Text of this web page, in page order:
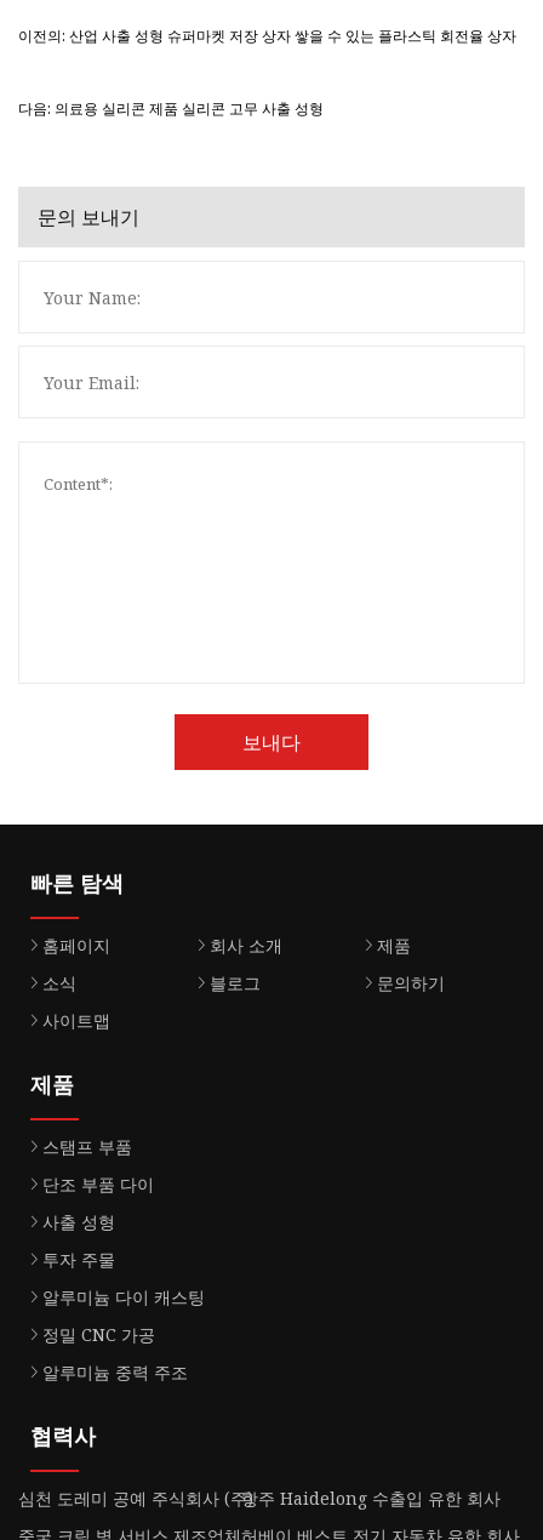
이전의: 산업 사출 성형 슈퍼마켓 저장 상자 쌓을 수 있는 플라스틱 회전율 상자
다음: 의료용 실리콘 제품 실리콘 고무 사출 성형
문의 보내기
보내다
빠른 탐색
홈페이지 회사 소개
제품
소식
블로그
문의하기
사이트맵
제품
스탬프 부품
단조 부품 다이
사출 성형
투자 주물
알루미늄 다이 캐스팅
정밀 CNC 가공
알루미늄 중력 주조
협력사
심천 도레미 공예 주식회사 (주)항주 Haidelong 수출입 유한 회사